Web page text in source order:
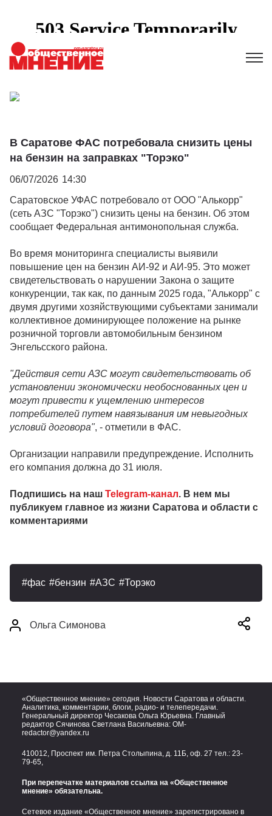
В Саратове ФАС потребовала снизить цены
на бензин на заправках "Торэко"
06/07/2026 14:30
Саратовское УФАС потребовало от ООО "Алькорр"
(сеть АЗС "Торэко") снизить цены на бензин. Об этом
сообщает Федеральная антимонопольная служба.
Во время мониторинга специалисты выявили
повышение цен на бензин АИ-92 и АИ-95. Это может
свидетельствовать о нарушении Закона о защите
конкуренции, так как, по данным 2025 года, "Алькорр" с
двумя другими хозяйствующими субъектами занимали
коллективное доминирующее положение на рынке
розничной торговли автомобильным бензином
Энгельсского района.
"Действия сети АЗС могут свидетельствовать об
установлении экономически необоснованных цен и
могут привести к ущемлению интересов
потребителей путем навязывания им невыгодных
условий договора", - отметили в ФАС.
Организации направили предупреждение. Исполнить
его компания должна до 31 июля.
Подпишись на наш Telegram-канал. В нем мы
публикуем главное из жизни Саратова и области с
комментариями
фас бензин АЗС Торэко
Ольга Симонова
«Общественное мнение» сегодня. Новости Саратова и области.
Аналитика, комментарии, блоги, радио- и телепередачи.
Генеральный директор Чесакова Ольга Юрьевна. Главный
редактор Сячинова Светлана Васильевна: OM-
redactor@yandex.ru
410012, Проспект им. Петра Столыпина, д. 11Б, оф. 27 тел.: 23-
79-65,
При перепечатке материалов ссылка на «Общественное
мнение» обязательна.
Сетевое издание «Общественное мнение» зарегистрировано в